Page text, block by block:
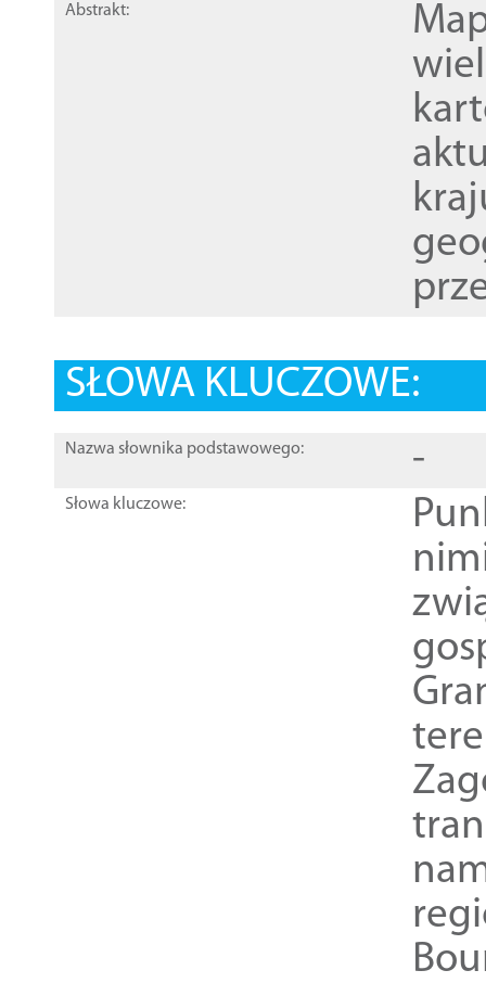
Abstrakt:
SŁOWA KLUCZOWE:
Nazwa słownika podstawowego: -
Słowa kluczowe: